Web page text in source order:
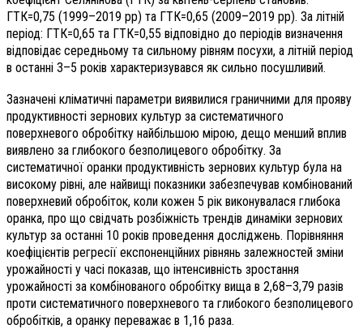
ГТК=0,75 (1999–2019 рр) та ГТК=0,65 (2009–2019 рр). За літній
період: ГТК=0,65 та ГТК=0,55 відповідно до періодів визначення
відповідає середньому та сильному рівням посухи, а літній період
в останні 3–5 років характеризувався як сильно посушливий.
Зазначені кліматичні параметри виявилися граничними для прояву
продуктивності зернових культур за систематичного
поверхневого обробітку найбільшою мірою, дещо менший вплив
виявлено за глибокого безполицевого обробітку. За
систематичної оранки продуктивність зернових культур була на
високому рівні, але найвищі показники забезпечував комбінований
поверхневий обробіток, коли кожен 5 рік виконувалася глибока
оранка, про що свідчать розбіжність трендів динаміки зернових
культур за останні 10 років проведення досліджень. Порівняння
коефіцієнтів регресії експоненційних рівнянь залежностей зміни
урожайності у часі показав, що інтенсивність зростання
урожайності за комбінованого обробітку вища в 2,68–3,79 разів
проти систематичного поверхневого та глибокого безполицевого
обробітків, а оранку переважає в 1,16 раза.